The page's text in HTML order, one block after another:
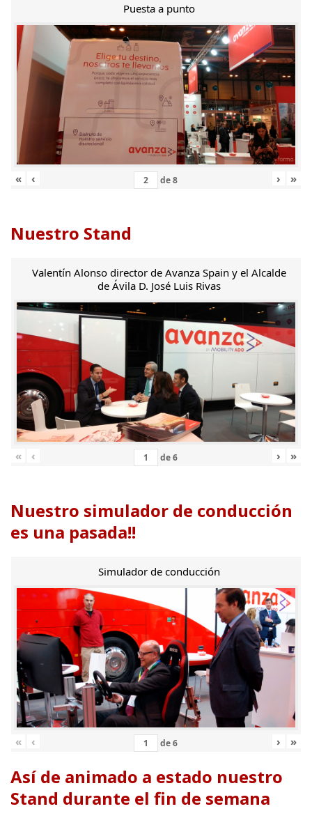
Puesta a punto
« ‹ de8 › »
Nuestro Stand
Valentín Alonso director de Avanza Spain y el Alcalde
de Ávila D. José Luis Rivas
« ‹ de6 › »
Nuestro simulador de conducción
es una pasada!!
Simulador de conducción
« ‹ de6 › »
Así de animado a estado nuestro
Stand durante el fin de semana